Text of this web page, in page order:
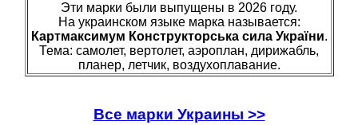
Эти марки были выпущены в 2026 году.
На украинском языке марка называется:
Картмаксимум Конструкторська сила України.
Тема: самолет, вертолет, аэроплан, дирижабль,
планер, летчик, воздухоплавание.
Все марки Украины >>